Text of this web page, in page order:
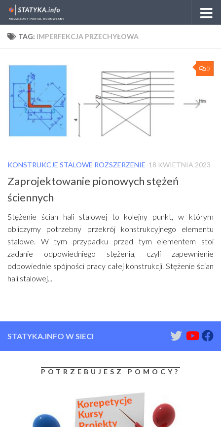
Skip to content
TAG: IMPERFEKCJA PRZECHYŁOWA
0
KONSTRUKCJE STALOWE ROZSZERZENIE 18 KWIETNIA 2023
Zaprojektowanie pionowych stężeń
ściennych
Stężenie ścian hali stalowej to kolejny punkt, w którym
obliczymy potrzebny przekrój konstrukcyjnego elementu
stalowe. W tym przypadku przed tym elementem stoi
zadanie odpowiedniego stężenia, czyli zapewnienie
odpowiednie spójności pracy całej konstrukcji. Stężenie ścian
hali stalowej...
STATYKA.INFO W SIECI
POTRZEBUJESZ POMOCY?